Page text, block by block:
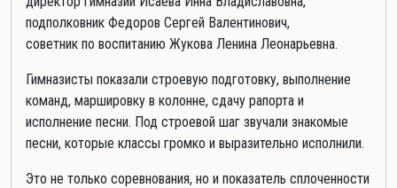
подполковник Федоров Сергей Валентинович,
советник по воспитанию Жукова Ленина Леонарьевна.
Гимназисты показали строевую подготовку, выполнение
команд, маршировку в колонне, сдачу рапорта и
исполнение песни. Под строевой шаг звучали знакомые
песни, которые классы громко и выразительно исполнили.
Это не только соревнования, но и показатель сплоченности